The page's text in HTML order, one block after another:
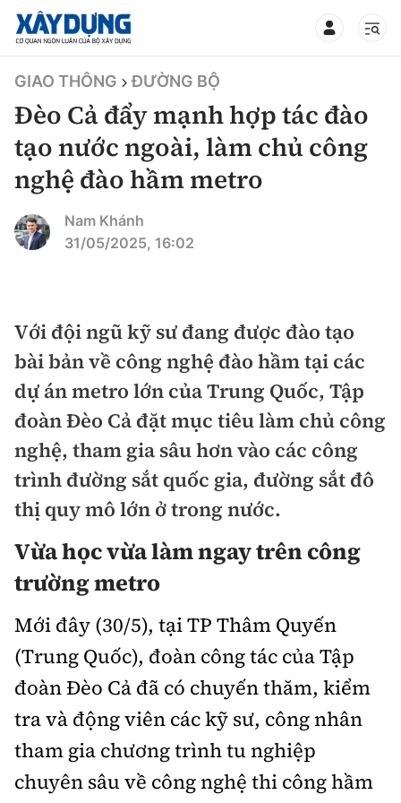
TIN BỘ XÂY DỰNG
CHUYÊN MỤC
Mới nhất
Chính trị
Xã hội
Chuyện dọc đường
Cải chính
Xây dựng
Chỉ đạo điều hành
Quy hoạch kiến trúc
Vật liệu xây dựng
Giám định chất lượng
Quản lý đô thị
Giao thông
Quản lý
Đường bộ
Hàng không
Đường sắt
Đường sắt tốc độ cao
Đường thủy
Hàng hải
Đường sắt đô thị
Kinh tế
Thị trường
Chứng khoán
Bảo hiểm
Doanh nghiệp
Pháp luật
Thanh tra
An ninh hình sự
Điều tra
Pháp đình
Hỏi - Đáp
An toàn giao thông
Giao thông 24h
ATGT địa phương
Văn hóa giao thông
Lái xe an toàn
Chung tay vì ATGT
Chất lượng sống
Giáo dục
Y tế
Đời sống
Lao động - Công đoàn
Văn hóa - Giải Trí
Văn hóa
Showbiz
Điện ảnh
Thể thao
Bóng đá
Bình luận
Công nghệ
GIAO THÔNG ĐƯỜNG BỘ
Đèo Cả đẩy mạnh hợp tác đào
tạo nước ngoài, làm chủ công
nghệ đào hầm metro
Nam Khánh
31/05/2025, 16:02
Với đội ngũ kỹ sư đang được đào tạo
bài bản về công nghệ đào hầm tại các
dự án metro lớn của Trung Quốc, Tập
đoàn Đèo Cả đặt mục tiêu làm chủ công
nghệ, tham gia sâu hơn vào các công
trình đường sắt quốc gia, đường sắt đô
thị quy mô lớn ở trong nước.
Vừa học vừa làm ngay trên công
trường metro
Mới đây (30/5), tại TP Thâm Quyến
(Trung Quốc), đoàn công tác của Tập
đoàn Đèo Cả đã có chuyến thăm, kiểm
tra và động viên các kỹ sư, công nhân
tham gia chương trình tu nghiệp
chuyên sâu về công nghệ thi công hầm